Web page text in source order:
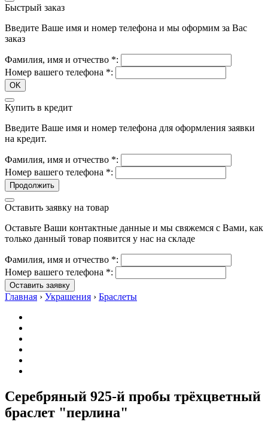
Быстрый заказ
Введите Ваше имя и номер телефона и мы оформим за Вас
заказ
Фамилия, имя и отчество *:
Номер вашего телефона *:
OK
Купить в кредит
Введите Ваше имя и номер телефона для оформления заявки
на кредит.
Фамилия, имя и отчество *:
Номер вашего телефона *:
Продолжить
Оставить заявку на товар
Оставьте Ваши контактные данные и мы свяжемся с Вами, как
только данный товар появится у нас на складе
Фамилия, имя и отчество *:
Номер вашего телефона *:
Оставить заявку
Главная › Украшения › Браслеты
Серебряный 925-й пробы трёхцветный
браслет "перлина"